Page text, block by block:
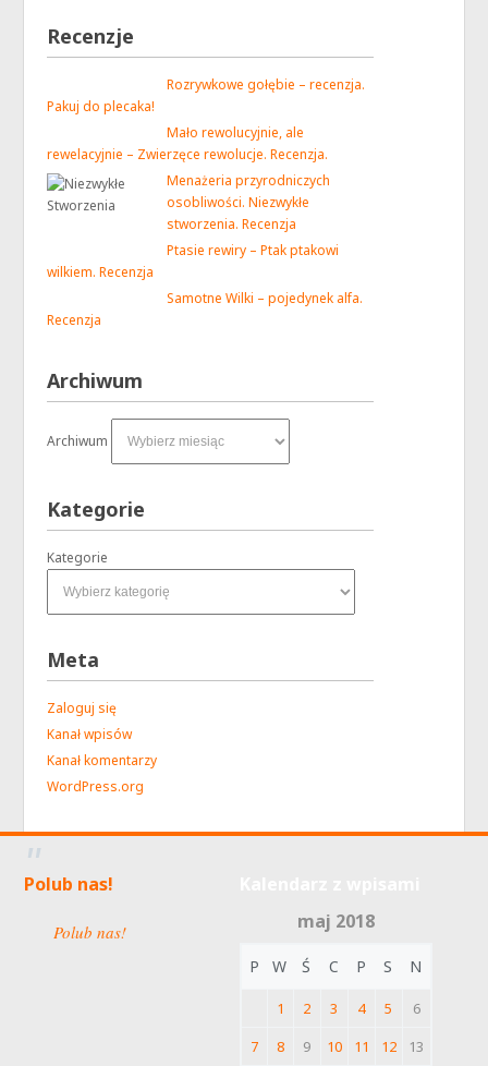
Recenzje
Rozrywkowe gołębie – recenzja.
Pakuj do plecaka!
Mało rewolucyjnie, ale
rewelacyjnie – Zwierzęce rewolucje. Recenzja.
Menażeria przyrodniczych
osobliwości. Niezwykłe
stworzenia. Recenzja
Ptasie rewiry – Ptak ptakowi
wilkiem. Recenzja
Samotne Wilki – pojedynek alfa.
Recenzja
Archiwum
Archiwum
Kategorie
Kategorie
Meta
Zaloguj się
Kanał wpisów
Kanał komentarzy
WordPress.org
Polub nas!
Polub nas!
maj 2018
P W Ś C P S N
1 2 3 4 5
6
7
8 9 10 11 12 13